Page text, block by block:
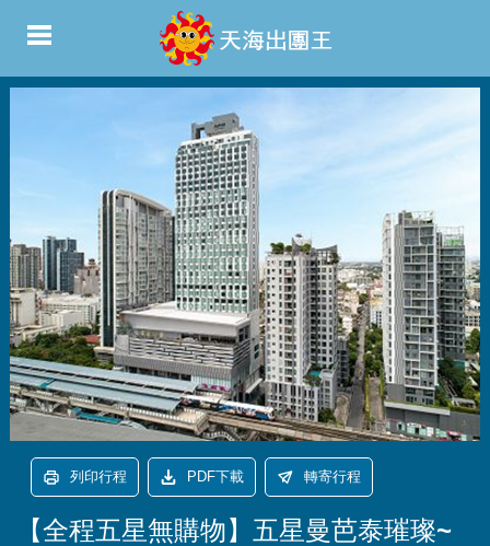
列印行程 PDF下載 轉寄行程
【全程五星無購物】五星曼芭泰璀璨~